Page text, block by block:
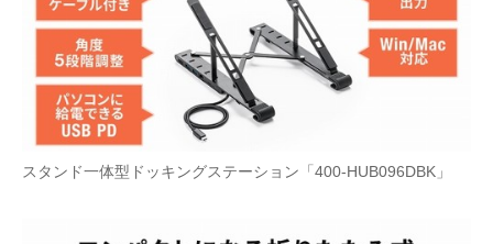
スタンド一体型ドッキングステーション「400-HUB096DBK」